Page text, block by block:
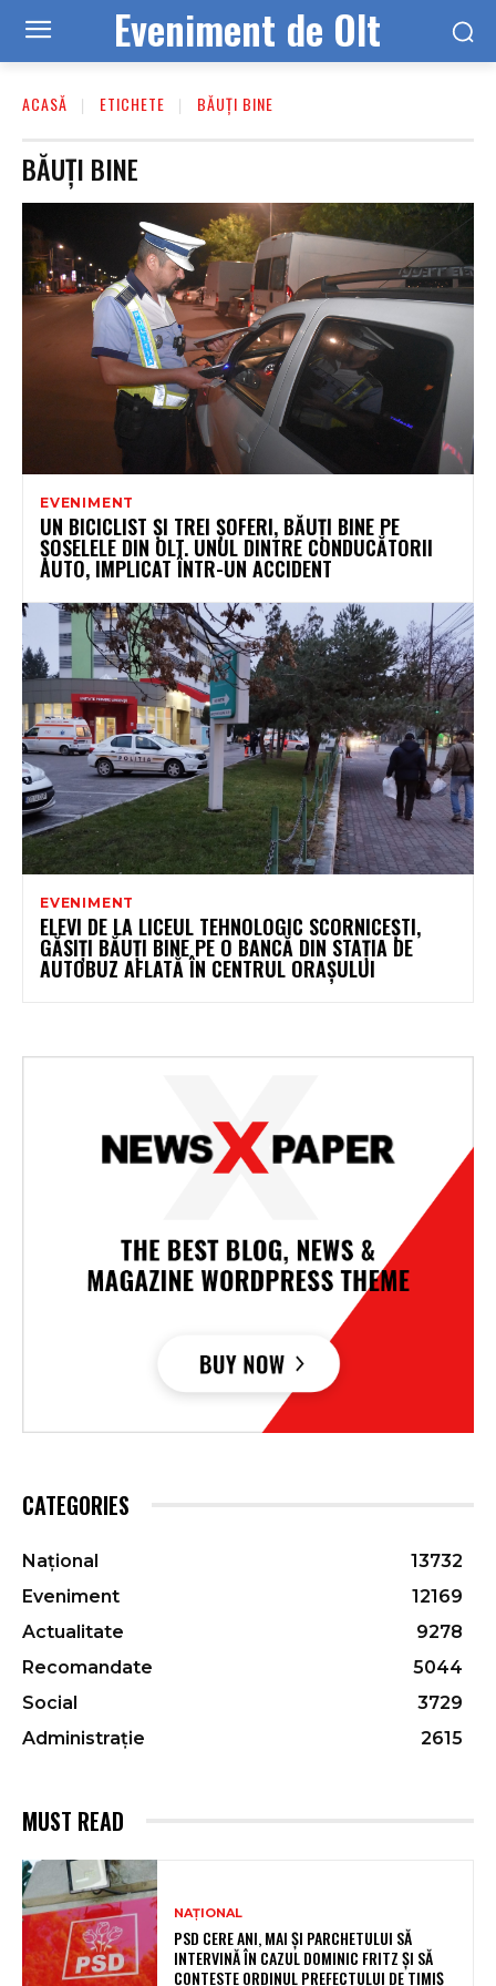
Eveniment de Olt
ACASĂ ETICHETE BĂUȚI BINE
BĂUȚI BINE
EVENIMENT
UN BICICLIST ȘI TREI ȘOFERI, BĂUȚI BINE PE
ȘOSELELE DIN OLT. UNUL DINTRE CONDUCĂTORII
AUTO, IMPLICAT ÎNTR-UN ACCIDENT
EVENIMENT
ELEVI DE LA LICEUL TEHNOLOGIC SCORNICEȘTI,
GĂSIȚI BĂUȚI BINE PE O BANCĂ DIN STAȚIA DE
AUTOBUZ AFLATĂ ÎN CENTRUL ORAȘULUI
CATEGORIES
Național
13732
Eveniment
12169
Actualitate
9278
Recomandate
5044
Social
3729
Administrație
2615
MUST READ
NAȚIONAL
PSD CERE ANI, MAI ȘI PARCHETULUI SĂ
INTERVINĂ ÎN CAZUL DOMINIC FRITZ ȘI SĂ
CONTESTE ORDINUL PREFECTULUI DE TIMIȘ